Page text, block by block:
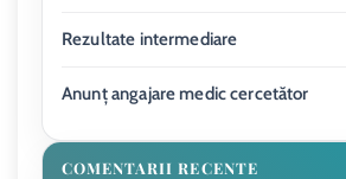
Rezultate intermediare
Anunț angajare medic cercetător
COMENTARII RECENTE